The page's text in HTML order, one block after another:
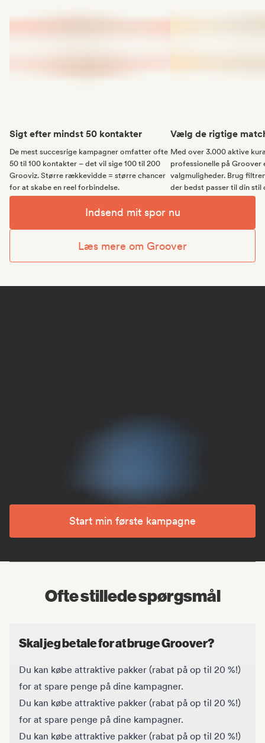
Sigt efter mindst 50 kontakter
De mest succesrige kampagner omfatter ofte
50 til 100 kontakter – det vil sige 100 til 200
Grooviz. Større rækkevidde = større chancer
for at skabe en reel forbindelse.
Vælg de rigtige
Med over 3.000 aktive
professionelle på
valgmuligheder. Brug
der bedst passer til din stil
Indsend mit spor nu
Læs mere om Groover
Start min første kampagne
Ofte stillede spørgsmål
Skal jeg betale for at bruge Groover?
Du kan købe attraktive pakker (rabat på op til 20 %!)
for at spare penge på dine kampagner.
Du kan købe attraktive pakker (rabat på op til 20 %!)
for at spare penge på dine kampagner.
Du kan købe attraktive pakker (rabat på op til 20 %!)